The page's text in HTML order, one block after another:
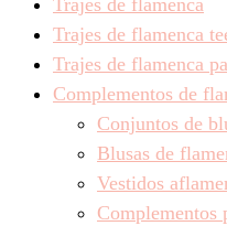
Trajes de flamenca
Trajes de flamenca
Trajes de flamenca
Complementos de
Conjuntos de
Blusas de
Vestidos
Complementos